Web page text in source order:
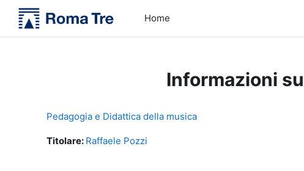
Vai al contenuto principale
Home
Informazioni
Pedagogia e Didattica della musica
Titolare: Raffaele Pozzi